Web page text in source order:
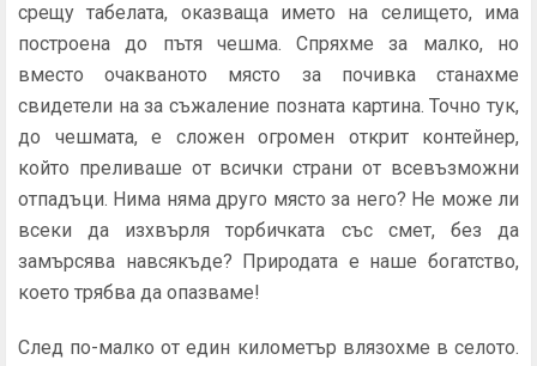
срещу табелата, оказваща името на селището, има
построена до пътя чешма. Спряхме за малко, но
вместо очакваното място за почивка станахме
свидетели на за съжаление позната картина. Точно тук,
до чешмата, е сложен огромен открит контейнер,
който преливаше от всички страни от всевъзможни
отпадъци. Нима няма друго място за него? Не може ли
всеки да изхвърля торбичката със смет, без да
замърсява навсякъде? Природата е наше богатство,
което трябва да опазваме!
След по-малко от един километър влязохме в селото.